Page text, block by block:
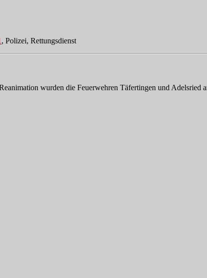
, Polizei, Rettungsdienst
wurden die Feuerwehren Täfertingen und